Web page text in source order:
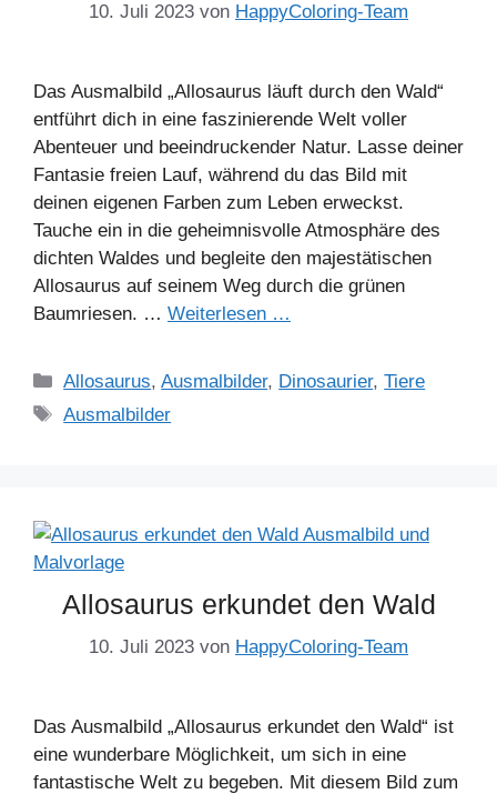
10. Juli 2023 von HappyColoring-Team
Das Ausmalbild „Allosaurus läuft durch den Wald“
entführt dich in eine faszinierende Welt voller
Abenteuer und beeindruckender Natur. Lasse deiner
Fantasie freien Lauf, während du das Bild mit
deinen eigenen Farben zum Leben erweckst.
Tauche ein in die geheimnisvolle Atmosphäre des
dichten Waldes und begleite den majestätischen
Allosaurus auf seinem Weg durch die grünen
Baumriesen. … Weiterlesen …
Kategorien
Allosaurus,Ausmalbilder, Dinosaurier,Tiere
Schlagwörter
Ausmalbilder
Allosaurus erkundet den Wald
10. Juli 2023 von HappyColoring-Team
Das Ausmalbild „Allosaurus erkundet den Wald“ ist
eine wunderbare Möglichkeit, um sich in eine
fantastische Welt zu begeben. Mit diesem Bild zum